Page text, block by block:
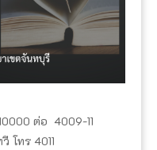
ต่อ 4009-11
โทร 4011